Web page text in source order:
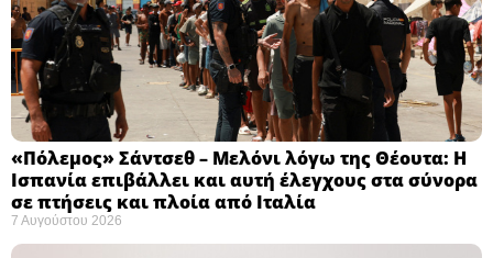
«Πόλεμος» Σάντσεθ – Μελόνι λόγω της Θέουτα: Η
Ισπανία επιβάλλει και αυτή έλεγχους στα σύνορα
σε πτήσεις και πλοία από Ιταλία
7 Αυγούστου 2026